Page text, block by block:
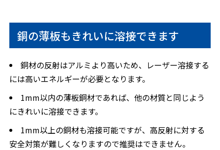
銅の薄板もきれいに溶接できます
銅材の反射はアルミより高いため、レーザー溶接する
には高いエネルギーが必要となります。
1mm以内の薄板銅材であれば、他の材質と同じよう
にきれいに溶接できます。
1mm以上の銅材も溶接可能ですが、高反射に対する
安全対策が難しくなりますので推奨はできません。